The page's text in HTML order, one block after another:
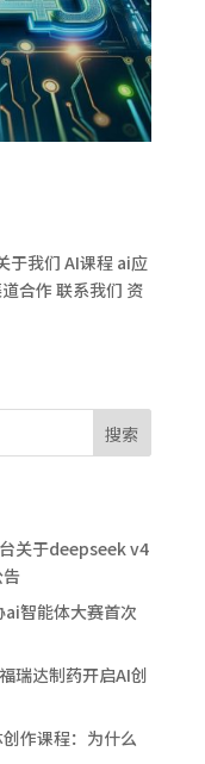
我们 AI课程 ai应
合作 联系我们 资
搜索
关于deepseek v4
智能体大赛首次
瑞达制药开启AI创
作课程：为什么